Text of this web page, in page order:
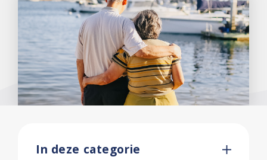
In deze categorie